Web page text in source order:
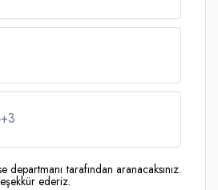
+3
departmanı tarafından aranacaksınız.
ederiz.